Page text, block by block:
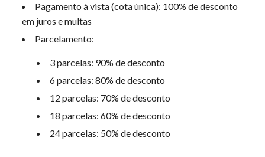
Pagamento à vista (cota única): 100% de desconto
em juros e multas
Parcelamento:
3 parcelas: 90% de desconto
6 parcelas: 80% de desconto
12 parcelas: 70% de desconto
18 parcelas: 60% de desconto
24 parcelas: 50% de desconto